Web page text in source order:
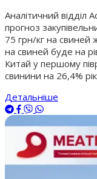
Аналітичний відділ
прогноз
75 грн/кг на свиней
на свиней буде на
Китай у першому
свинини на 26,4%
Детальніше